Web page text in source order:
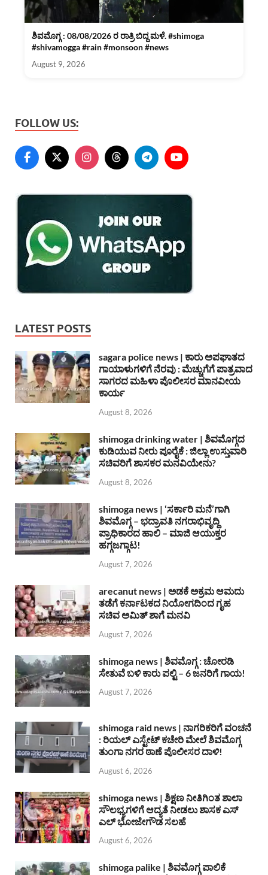
ಶಿವಮೊಗ್ಗ : 08/08/2026 ರ ರಾತ್ರಿ ಬಿದ್ದ ಮಳೆ. #shimoga
#shivamogga #rain #monsoon #news
August 9, 2026
FOLLOW US:
LATEST POSTS
sagara police news | ಕಾರು ಅಪಘಾತದ
ಗಾಯಾಳುಗಳಿಗೆ ನೆರವು : ಮೆಚ್ಚುಗೆಗೆ ಪಾತ್ರವಾದ
ಸಾಗರದ ಮಹಿಳಾ ಪೊಲೀಸರ ಮಾನವೀಯ
ಕಾರ್ಯ
August 8, 2026
shimoga drinking water | ಶಿವಮೊಗ್ಗದ
ಕುಡಿಯುವ ನೀರು ಪೂರೈಕೆ : ಜಿಲ್ಲಾ ಉಸ್ತುವಾರಿ
ಸಚಿವರಿಗೆ ಶಾಸಕರ ಮನವಿಯೇನು?
August 8, 2026
shimoga news | ‘ಸರ್ಕಾರಿ ಮನೆ’ಗಾಗಿ
ಶಿವಮೊಗ್ಗ – ಭದ್ರಾವತಿ ನಗರಾಭಿವೃದ್ದಿ
ಪ್ರಾಧಿಕಾರದ ಹಾಲಿ – ಮಾಜಿ ಆಯುಕ್ತರ
ಹಗ್ಗಜಗ್ಗಾಟ!
August 7, 2026
arecanut news | ಅಡಕೆ ಅಕ್ರಮ ಆಮದು
ತಡೆಗೆ ಕರ್ನಾಟಕದ ನಿಯೋಗದಿಂದ ಗೃಹ
ಸಚಿವ ಅಮಿತ್ ಶಾಗೆ ಮನವಿ
August 7, 2026
shimoga news | ಶಿವಮೊಗ್ಗ : ಚೋರಡಿ
ಸೇತುವೆ ಬಳಿ ಕಾರು ಪಲ್ಟಿ – 6 ಜನರಿಗೆ ಗಾಯ!
August 7, 2026
shimoga raid news | ನಾಗರಿಕರಿಗೆ ವಂಚನೆ
: ರಿಯಲ್ ಎಸ್ಟೇಟ್ ಕಚೇರಿ ಮೇಲೆ ಶಿವಮೊಗ್ಗ
ತುಂಗಾ ನಗರ ಠಾಣೆ ಪೊಲೀಸರ ದಾಳಿ!
August 6, 2026
shimoga news | ಶಿಕ್ಷಣ ನೀತಿಗಿಂತ ಶಾಲಾ
ಸೌಲಭ್ಯಗಳಿಗೆ ಆದ್ಯತೆ ನೀಡಲು ಶಾಸಕ ಎಸ್
ಎಲ್ ಭೋಜೇಗೌಡ ಸಲಹೆ
August 6, 2026
shimoga palike | ಶಿವಮೊಗ್ಗ ಪಾಲಿಕೆ